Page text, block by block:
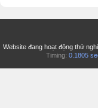
Website đang hoạt động thử
Timing: 0.1805